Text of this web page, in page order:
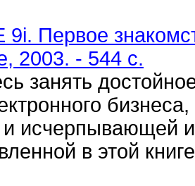
9i. Первое
2003. - 544 c.
занять
и исчерпывающей
в этой